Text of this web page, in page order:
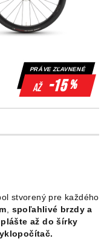
stvorený pre každého
, spoľahlivé brzdy a
plášte až do šírky
PRÁVE ZĽAVNENÉ
až -15%